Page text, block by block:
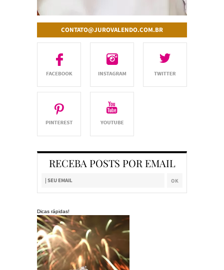
CONTATO@JUROVALENDO.COM.BR
RECEBA POSTS POR EMAIL
Dicas rápidas!